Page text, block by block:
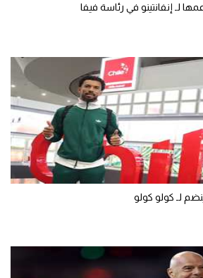
لـ إنفانتينو في رئاسة فيفا
لـ كولو كولو